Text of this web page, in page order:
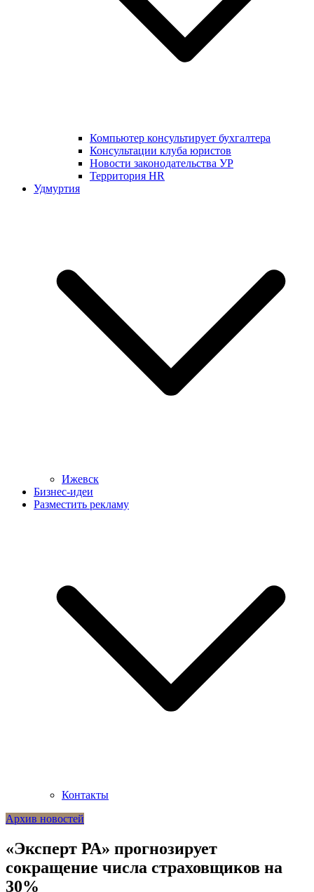
Компьютер консультирует бухгалтера
Консультации клуба юристов
Новости законодательства УР
Территория HR
Удмуртия
Ижевск
Бизнес-идеи
Разместить рекламу
Контакты
Архив новостей
«Эксперт РА» прогнозирует
сокращение числа страховщиков на
30%